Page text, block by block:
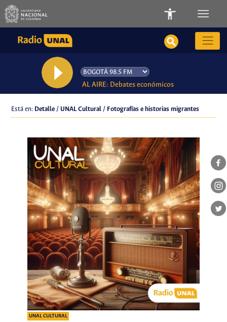
AL AIRE: Debates económicos
Está en: Detalle / UNAL Cultural / Fotografías e historias migrantes
UNAL CULTURAL